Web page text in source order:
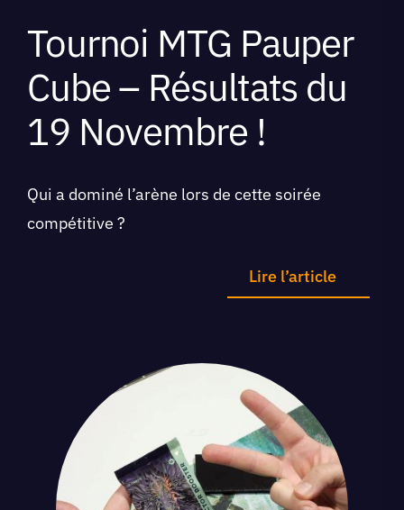
Tournoi MTG Pauper
Cube – Résultats du
19 Novembre !
Qui a dominé l’arène lors de cette soirée
compétitive ?
Lire l’article